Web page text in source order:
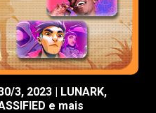
3, 2023 | LUNARK,
e mais